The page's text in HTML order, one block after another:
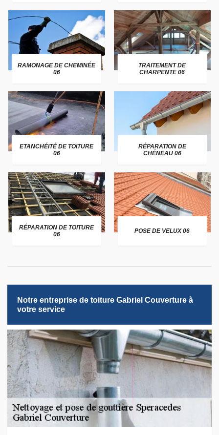
RAMONAGE DE CHEMINÉE
06
TRAITEMENT DE
CHARPENTE 06
ETANCHÉITÉ DE TOITURE
06
RÉPARATION DE
CHÉNEAU 06
RÉPARATION DE TOITURE
06
POSE DE VELUX 06
Notre entreprise de toiture Gabriel Couverture à
votre service